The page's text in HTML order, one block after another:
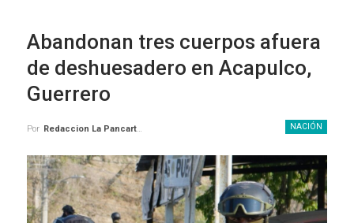
Abandonan tres cuerpos afuera
de deshuesadero en Acapulco,
Guerrero
NACIÓN
Por Redaccion La Pancarta De Quintana Roo